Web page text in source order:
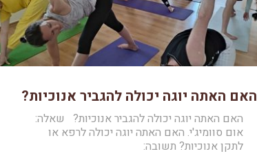
האם האתה יוגה יכולה להגביר אנוכיות?
האם האתה יוגה יכולה להגביר אנוכיות? שאלה:
אום סוומיג'י. האם האתה יוגה יכולה לרפא או
לתקן אנוכיות? תשובה: